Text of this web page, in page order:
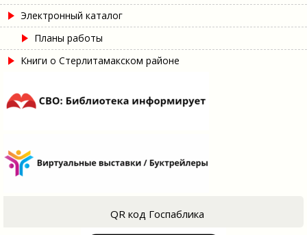
Электронный каталог
Планы работы
Книги о Стерлитамакском районе
QR код Госпаблика